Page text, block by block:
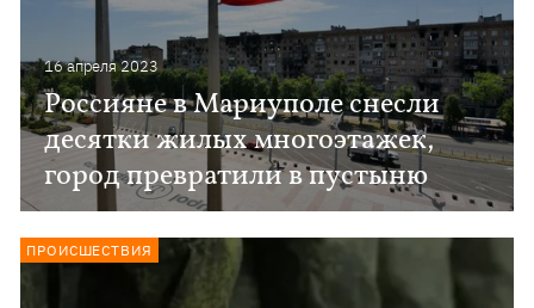
16 апреля 2023
Россияне в Мариуполе снесли
десятки жилых многоэтажек,
город превратили в пустыню
ПРОИСШЕСТВИЯ